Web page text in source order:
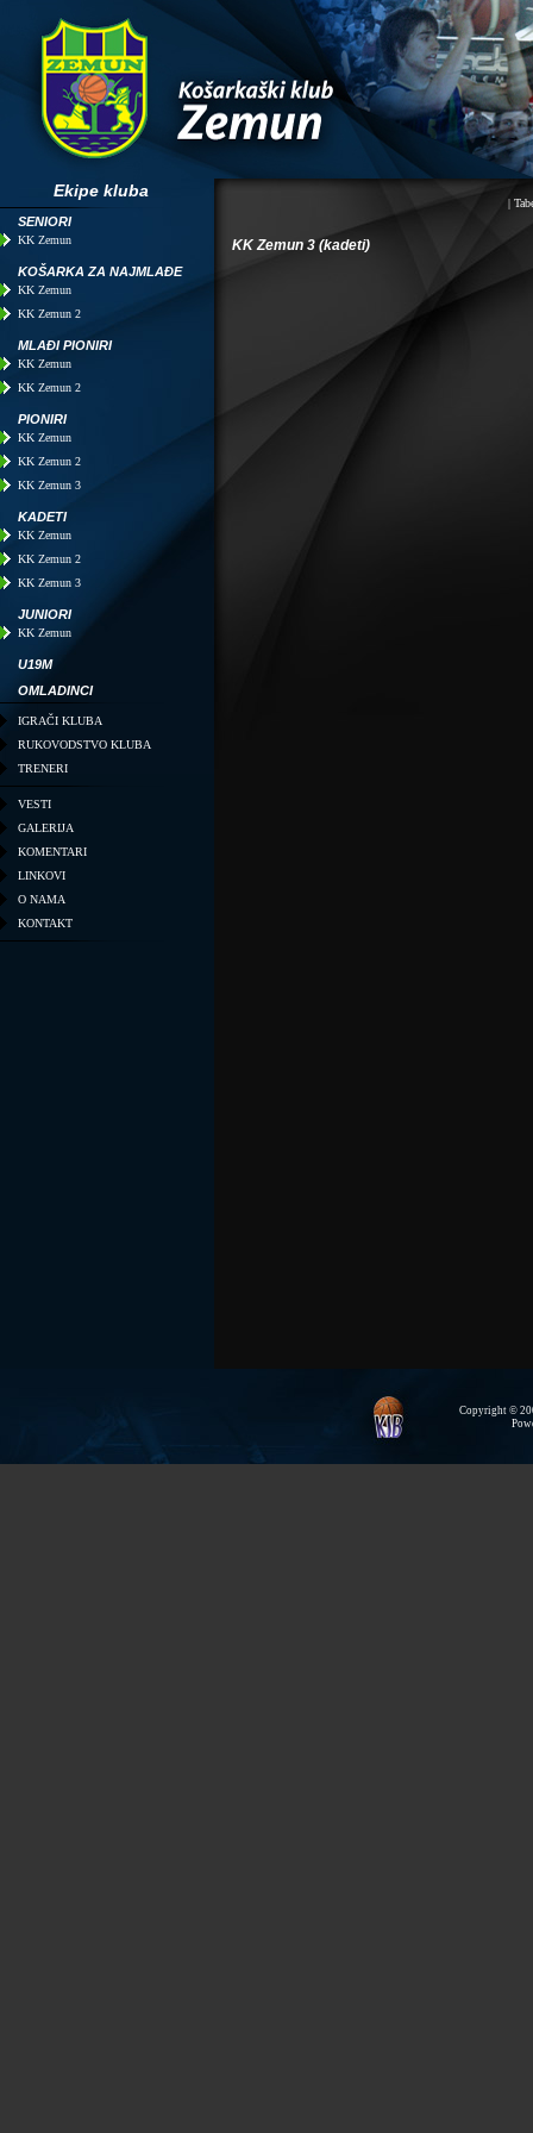
Ekipe kluba
SENIORI
KK Zemun
KOŠARKA ZA NAJMLAĐE
KK Zemun
KK Zemun 2
MLAĐI PIONIRI
KK Zemun
KK Zemun 2
PIONIRI
KK Zemun
KK Zemun 2
KK Zemun 3
KADETI
KK Zemun
KK Zemun 2
KK Zemun 3
JUNIORI
KK Zemun
U19M
OMLADINCI
IGRAČI KLUBA
RUKOVODSTVO KLUBA
TRENERI
VESTI
GALERIJA
KOMENTARI
LINKOVI
O NAMA
KONTAKT
|
KK Zemun 3 (kadeti)
Copyright ©